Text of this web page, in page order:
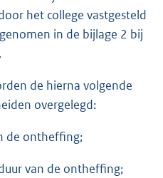
het college vastgesteld
in de bijlage 2 bij
de hierna volgende
overgelegd:
de ontheffing;
van de ontheffing;